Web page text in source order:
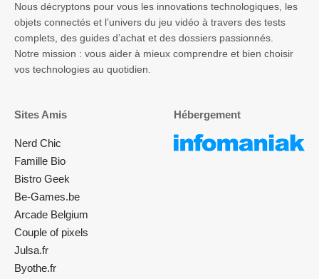
Nous décryptons pour vous les innovations technologiques, les
objets connectés et l’univers du jeu vidéo à travers des tests
complets, des guides d’achat et des dossiers passionnés.
Notre mission : vous aider à mieux comprendre et bien choisir
vos technologies au quotidien.
Sites Amis
Nerd Chic
Famille Bio
Bistro Geek
Be-Games.be
Arcade Belgium
Couple of pixels
Julsa.fr
Byothe.fr
Hébergement